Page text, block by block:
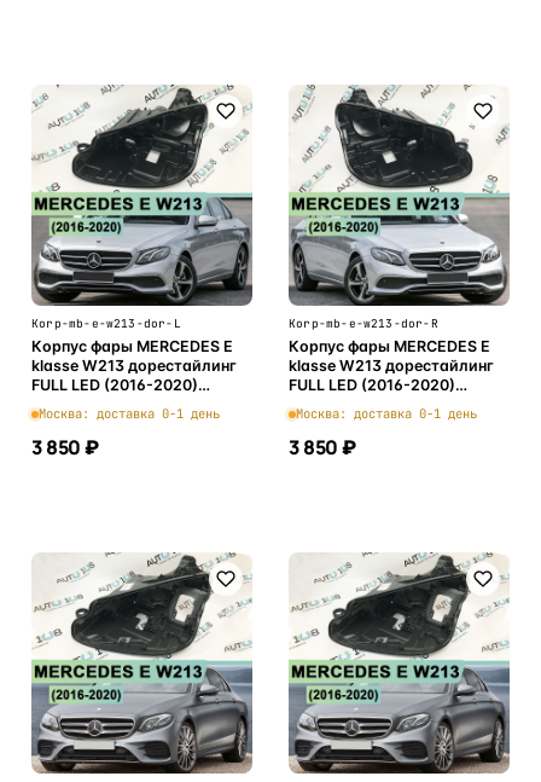
Korp-mb-e-w213-dor-L
Корпус фары MERCEDES E
klasse W213 дорестайлинг
FULL LED (2016-2020)
(левый)
Москва: доставка 0-1 день
3 850 ₽
Korp-mb-e-w213-dor-R
Корпус фары MERCEDES E
klasse W213 дорестайлинг
FULL LED (2016-2020)
(правый)
Москва: доставка 0-1 день
3 850 ₽